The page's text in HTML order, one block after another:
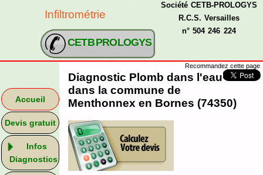
Infiltrométrie
Société CETB-PROLOGYS
R.C.S. Versailles
n° 504 246 224
CETB PROLOGYS
Accueil
Devis gratuit
Infos
Diagnostics
Recommandez cette page
Diagnostic Plomb dans l'eau
dans la commune de
Menthonnex en Bornes (74350)